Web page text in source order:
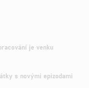
je venku
s novými epizodami